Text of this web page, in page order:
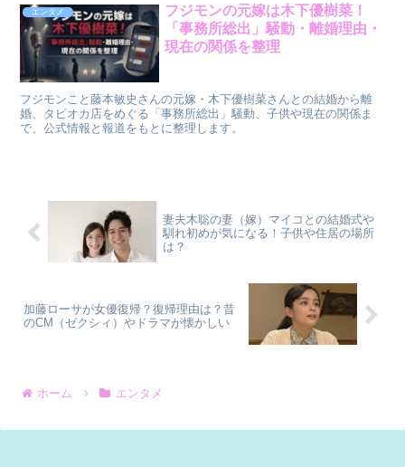
エンタメ
フジモンの元嫁は木下優樹菜！
「事務所総出」騒動・離婚理由・
現在の関係を整理
フジモンこと藤本敏史さんの元嫁・木下優樹菜さんとの結婚から離
婚、タピオカ店をめぐる「事務所総出」騒動、子供や現在の関係ま
で、公式情報と報道をもとに整理します。
妻夫木聡の妻（嫁）マイコとの結婚式や
馴れ初めが気になる！子供や住居の場所
は？
加藤ローサが女優復帰？復帰理由は？昔
のCM（ゼクシィ）やドラマが懐かしい
ホーム エンタメ